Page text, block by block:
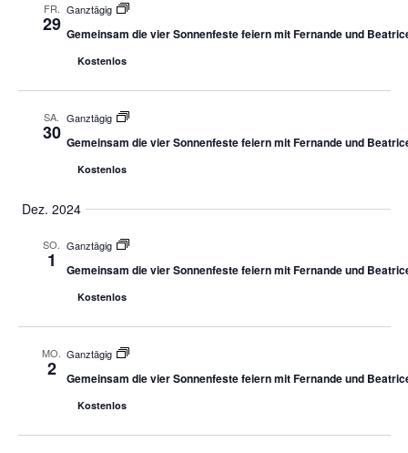
FR.
29
Ganztägig
Gemeinsam die vier Sonnenfeste feiern mit Fernande und
Kostenlos
SA.
30
Ganztägig
Gemeinsam die vier Sonnenfeste feiern mit Fernande und
Kostenlos
Dez. 2024
SO.
1
Ganztägig
Gemeinsam die vier Sonnenfeste feiern mit Fernande und
Kostenlos
MO.
2
Ganztägig
Gemeinsam die vier Sonnenfeste feiern mit Fernande und
Kostenlos